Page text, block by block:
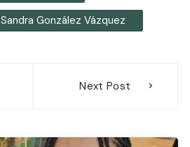
Sandra González Vázquez
Next Post